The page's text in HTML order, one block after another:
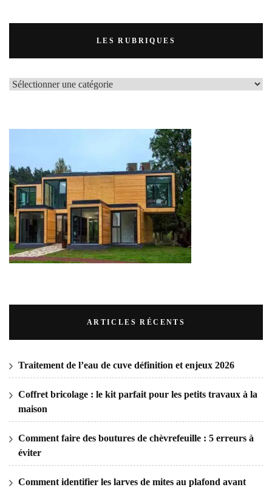
LES RUBRIQUES
LES
ARTICLES RÉCENTS
Traitement de l’eau de cuve définition et enjeux 2026
Coffret bricolage : le kit parfait pour les petits travaux à la
maison
Comment faire des boutures de chèvrefeuille : 5 erreurs à
éviter
Comment identifier les larves de mites au plafond avant